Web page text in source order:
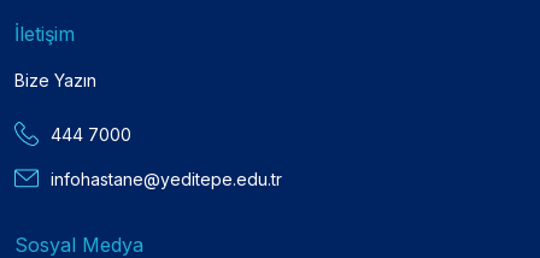
İletişim
Bize Yazın
444 7000
infohastane@yeditepe.edu.tr
Sosyal Medya